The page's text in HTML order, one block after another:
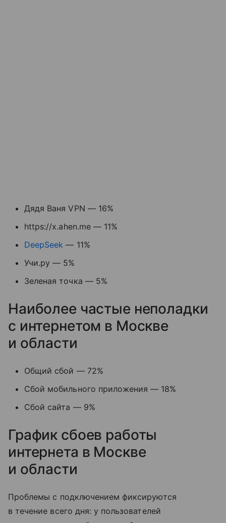
Дядя Ваня VPN — 16%
https://x.ahen.me — 11%
DeepSeek — 11%
Учи.ру — 5%
Зеленая точка — 5%
Наиболее частые неполадки
с интернетом в Москве
и области
Общий сбой — 72%
Сбой мобильного приложения — 18%
Сбой сайта — 9%
График сбоев работы
интернета в Москве
и области
Проблемы с подключением фиксируются
в течение всего дня: у пользователей